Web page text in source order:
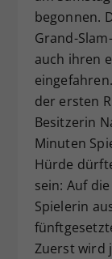
begonnen.
Grand-
auch ihren
der ersten
Besitzerin
Minuten
Hürde
sein: Auf
Spielerin
Zuerst wird
Zweck